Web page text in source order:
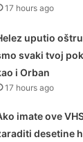
17 hours ago
uputio
svaki tvoj
i Orban
17 hours ago
imate ove
desetine